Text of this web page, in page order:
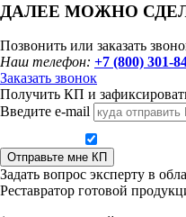
ДАЛЕЕ МОЖНО
Позвонить или заказать
Наш телефон: +7 (800) 301-
Заказать звонок
Получить КП и
Введите e-mail
Отправьте мне КП
Задать вопрос эксперту в
Реставратор готовой